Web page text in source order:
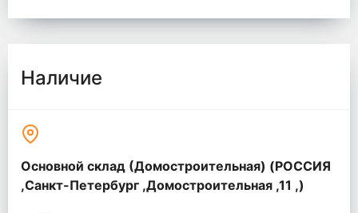
Наличие
Основной склад (Домостроительная) (РОССИЯ
,Санкт-Петербург ,Домостроительная ,11 ,)